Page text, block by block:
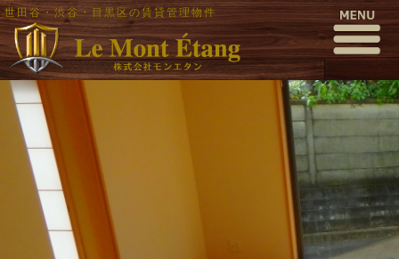
世田谷・渋谷・目黒区の賃貸管理物件
pc040012
公開日時: 2016年12月5日1000 × 563(pc040012
)
← 前へ 次へ →